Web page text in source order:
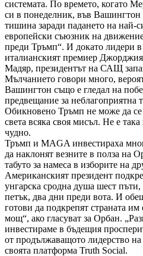
системата. По времето, когато
си в понеделник, във Вашингтон
тишина заради падането на най-
европейски съюзник на
преди Тръмп“. И докато лидери
италианският премиер
Мадяр, президентът на САЩ
Мълчанието говори много,
Вашингтон също е гледал на
предвещание за неблагоприятна
Обикновено Тръмп не може да се
света всяка своя мисъл. Не е
чудно.
Тръмп и MAGA инвестираха
да наклонят везните в полза на
табуто за намеса в изборите на
Американският президент
унгарска сродна душа шест
петък, два дни преди вота. И
готови да подкрепят страната
мощ“, ако гласуват за Орбан.
инвестираме в бъдещия
от продължаващото лидерство
своята платформа Truth Social.